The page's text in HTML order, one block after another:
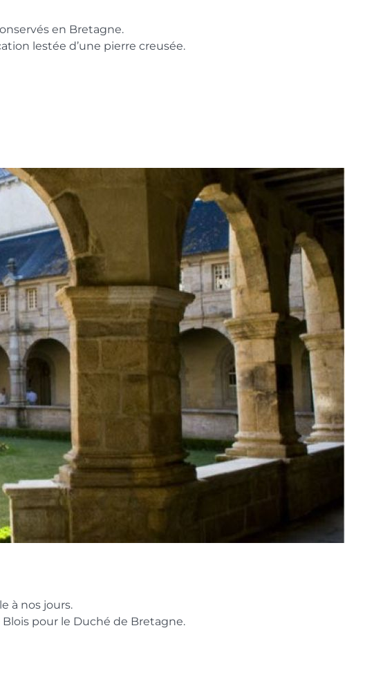
en Bretagne.
lestée d’une pierre creusée.
à nos jours.
pour le Duché de Bretagne.